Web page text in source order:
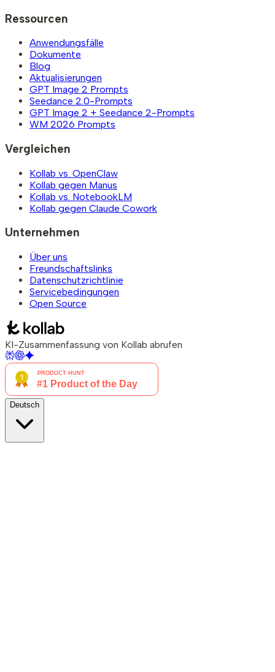
Ressourcen
Anwendungsfälle
Dokumente
Blog
Aktualisierungen
GPT Image 2 Prompts
Seedance 2.0-Prompts
GPT Image 2 + Seedance 2-Prompts
WM 2026 Prompts
Vergleichen
Kollab vs. OpenClaw
Kollab gegen Manus
Kollab vs. NotebookLM
Kollab gegen Claude Cowork
Unternehmen
Über uns
Freundschaftslinks
Datenschutzrichtlinie
Servicebedingungen
Open Source
KI-Zusammenfassung von Kollab abrufen
Deutsch